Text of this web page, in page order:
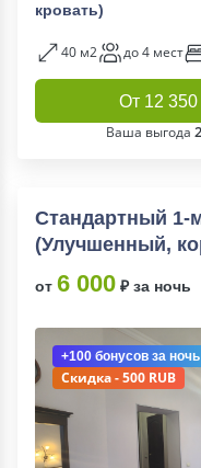
кровать)
40 м2 до 4 мест
От 12 350
Ваша выгода
Стандартный 1-
(Улучшенный,
от 6 000 ₽ за ночь
+100 бонусов за ночь
Скидка - 500 RUB